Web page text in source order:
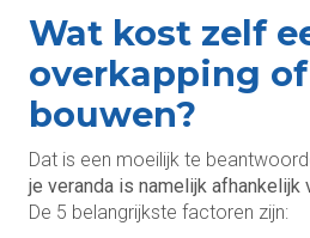
Wat kost zelf
overkapping
bouwen?
Dat is een moeilijk te
je veranda is namelijk afhankelijk
De 5 belangrijkste factoren zijn: